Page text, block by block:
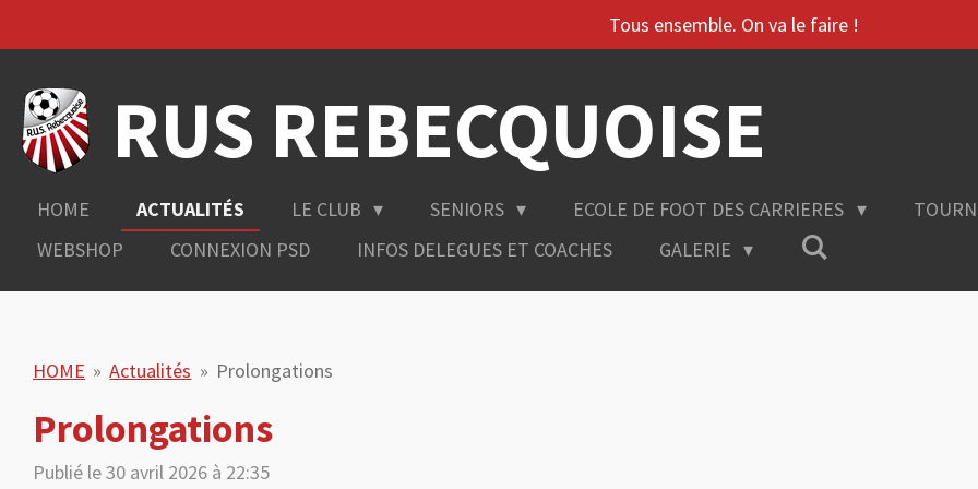
au
contenu
principal
Tous ensemble. On va le faire !
RUS REBECQUOISE
HOME ACTUALITÉS LE CLUB SENIORS ECOLE DE FOOT DES CARRIERES
WEBSHOP
CONNEXION PSD INFOS DELEGUES ET COACHES GALERIE
HOME » Actualités » Prolongations
Prolongations
Publié le 30 avril 2026 à 22:35